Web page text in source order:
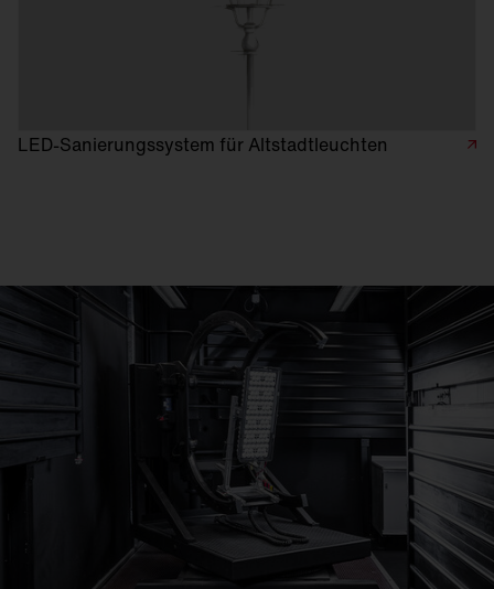
LED-Sanierungssystem für Altstadtleuchten